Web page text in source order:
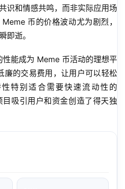
识和情感共鸣，而非实际应用场
币的价格波动尤为剧烈，
即逝。
能成为 Meme 币活动的理想平
廉的交易费用，让用户可以轻松
特别适合需要快速流动性的
吸引用户和资金创造了得天独